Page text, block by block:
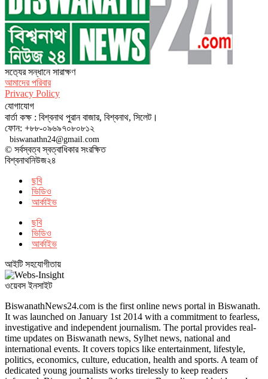
সত‌্যের সন্ধানে সারাক্ষণ
আমাদের পরিবার
Privacy Policy
যোগাযোগ
বার্তা কক্ষ : বিশ্বনাথ পুরান বাজার, বিশ্বনাথ, সিলেট।
ফোন: +৮৮-০৯৬৯৭০৮০৮১২
biswanathn24@gmail.com
© সর্বস্বত্ব স্বত্বাধিকার সংরক্ষিত
বিশ্বনাথনিউজ২৪
ছবি
ভিডিও
আর্কাইভ
ছবি
ভিডিও
আর্কাইভ
আইটি সহযোগীতায়
ওয়েবস ইনসাইট
BiswanathNews24.com is the first online news portal in Biswanath.
It was launched on January 1st 2014 with a commitment to fearless,
investigative and independent journalism. The portal provides real-
time updates on Biswanath news, Sylhet news, national and
international events. It covers topics like entertainment, lifestyle,
politics, economics, culture, education, health and sports. A team of
dedicated young journalists works tirelessly to keep readers